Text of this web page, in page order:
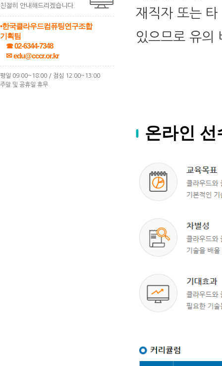
친절히 안내해드리겠습니다.
•한국클라우드컴퓨팅연구조합
기획팀
☎ 02-6344-7348
✉ edu@cccr.or.kr
평일 09:00~18:00 / 점심 12:00~13:00
주말 및 공휴일 휴무
재직자 또는
있으므로 유의
온라인